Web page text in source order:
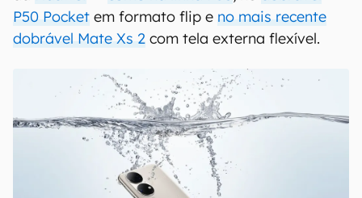
para performance com clock de até 2,5 GHz e
quatro núcleos Cortex-A512 para menor
mesma GPU Adreno 730.
A Qualcomm também pode lançar a nova
geração do Snapdragon 888 4G, processador
até então utilizado exclusivamente em celulares
—como na linha P50